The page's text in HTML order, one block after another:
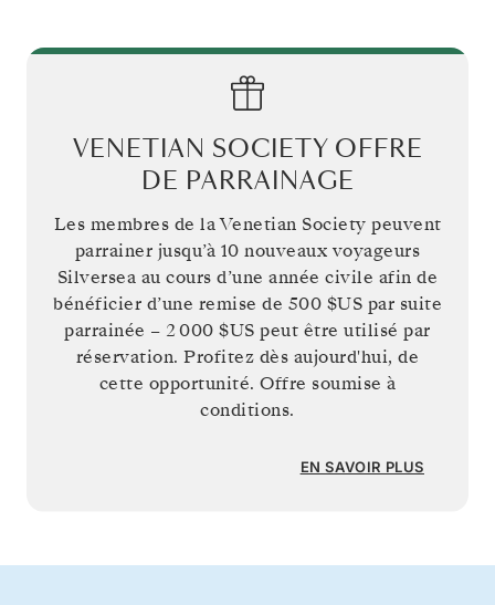
VENETIAN SOCIETY OFFRE
DE PARRAINAGE
Les membres de la Venetian Society peuvent
parrainer jusqu’à 10 nouveaux voyageurs
Silversea au cours d’une année civile afin de
bénéficier d’une remise de 500 $US par suite
parrainée – 2 000 $US peut être utilisé par
réservation. Profitez dès aujourd'hui, de
cette opportunité. Offre soumise à
conditions.
EN SAVOIR PLUS